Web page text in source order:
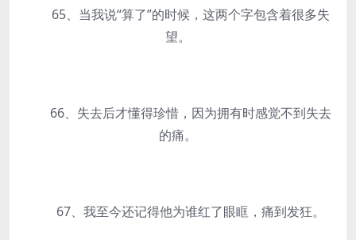
65、当我说“算了”的时候，这两个字包含着很多失
望。
66、失去后才懂得珍惜，因为拥有时感觉不到失去
的痛。
67、我至今还记得他为谁红了眼眶，痛到发狂。